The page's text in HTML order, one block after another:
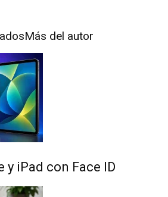
Más del autor
y iPad con Face ID